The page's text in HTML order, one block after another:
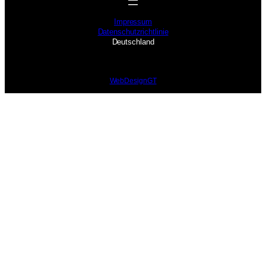
Impressum
Datenschutzrichtlinie
Deutschland
WebDesignGT